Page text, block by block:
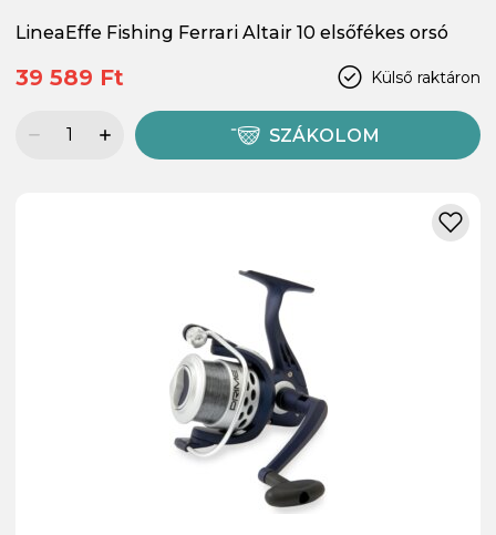
LineaEffe Fishing Ferrari Altair 10 elsőfékes orsó
Külső raktáron
39 589 Ft
SZÁKOLOM